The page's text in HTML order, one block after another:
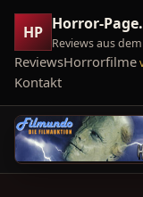
HP Horror-
Reviews aus
ReviewsHorrorfilme
Kontakt